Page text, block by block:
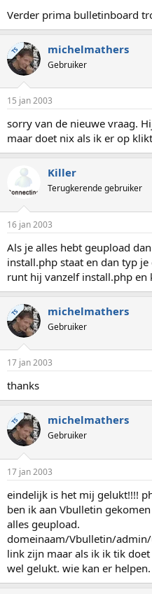
Verder prima bulletinboard
TS michelmathers
Gebruiker
15 jan 2003
sorry van de nieuwe vraag.
maar doet nix als ik er op
Killer
Terugkerende gebruiker
16 jan 2003
Als je alles hebt geupload
install.php staat en dan typ
runt hij vanzelf install.php en
TS michelmathers
Gebruiker
17 jan 2003
thanks
TS michelmathers
Gebruiker
17 jan 2003
eindelijk is het mij gelukt!!!!
ben ik aan Vbulletin
alles geupload.
domeinaam/Vbulletin/
link zijn maar als ik ik tik
wel gelukt. wie kan er